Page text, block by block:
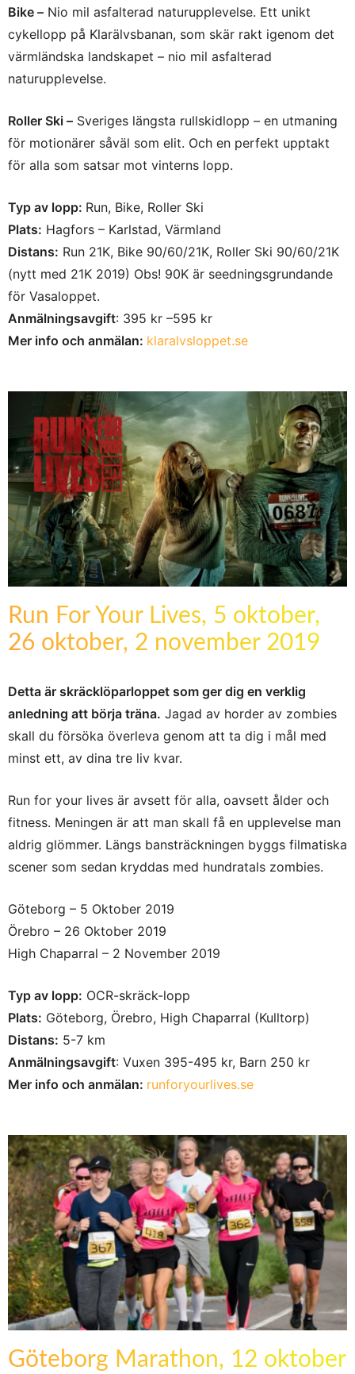
Bike – Nio mil asfalterad naturupplevelse. Ett unikt
cykellopp på Klarälvsbanan, som skär rakt igenom det
värmländska landskapet – nio mil asfalterad
naturupplevelse.
Roller Ski – Sveriges längsta rullskidlopp – en utmaning
för motionärer såväl som elit. Och en perfekt upptakt
för alla som satsar mot vinterns lopp.
Typ av lopp: Run, Bike, Roller Ski
Plats: Hagfors – Karlstad, Värmland
Distans: Run 21K, Bike 90/60/21K, Roller Ski 90/60/21K
(nytt med 21K 2019) Obs! 90K är seedningsgrundande
för Vasaloppet.
Anmälningsavgift: 395 kr –595 kr
Mer info och anmälan: klaralvsloppet.se
Run For Your Lives, 5 oktober,
26 oktober, 2 november 2019
Detta är skräcklöparloppet som ger dig en verklig
anledning att börja träna. Jagad av horder av zombies
skall du försöka överleva genom att ta dig i mål med
minst ett, av dina tre liv kvar.
Run for your lives är avsett för alla, oavsett ålder och
fitness. Meningen är att man skall få en upplevelse man
aldrig glömmer. Längs bansträckningen byggs filmatiska
scener som sedan kryddas med hundratals zombies.
Göteborg – 5 Oktober 2019
Örebro – 26 Oktober 2019
High Chaparral – 2 November 2019
Typ av lopp: OCR-skräck-lopp
Plats: Göteborg, Örebro, High Chaparral (Kulltorp)
Distans: 5-7 km
Anmälningsavgift: Vuxen 395-495 kr, Barn 250 kr
Mer info och anmälan: runforyourlives.se
Göteborg Marathon, 12 oktober